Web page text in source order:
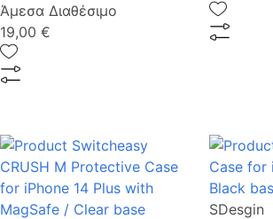
Άμεσα Διαθέσιμο
19,00 €
SDesgin